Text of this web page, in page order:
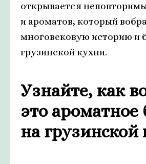
открывается
и ароматов, который
многовековую историю и
грузинской кухни.
Узнайте, как
это
на грузинской